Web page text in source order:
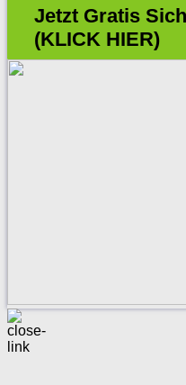
Jetzt Gratis
(KLICK HIER)